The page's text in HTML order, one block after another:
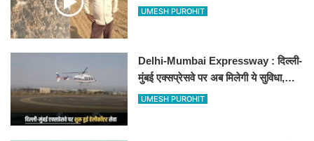
500-500 रुपए के नोट, वीडियो वायरल
UMESH PUROHIT
Delhi-Mumbai Expressway : दिल्ली-
मुंबई एक्सप्रेसवे पर अब मिलेगी ये सुविधा,
हेलीकॉप्टर सर्विस से तुरंत घायल पहुंचेगा
UMESH PUROHIT